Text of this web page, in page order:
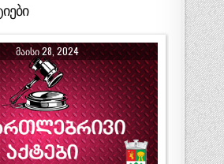
ᲛᲐᲘᲡᲘ 28, 2024